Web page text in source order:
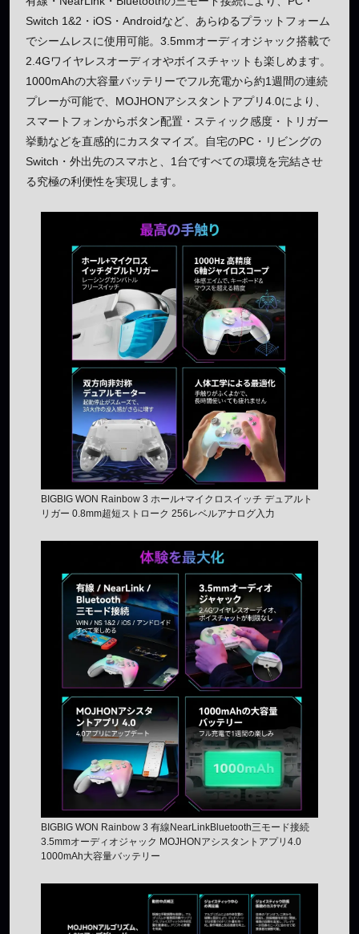
Switch 1&2・iOS・Androidなど、あらゆるプラットフォーム
でシームレスに使用可能。3.5mmオーディオジャック搭載で
2.4Gワイヤレスオーディオやボイスチャットも楽しめます。
1000mAhの大容量バッテリーでフル充電から約1週間の連続
プレーが可能で、MOJHONアシスタントアプリ4.0により、
スマートフォンからボタン配置・スティック感度・トリガー
挙動などを直感的にカスタマイズ。自宅のPC・リビングの
Switch・外出先のスマホと、1台ですべての環境を完結させ
る究極の利便性を実現します。
BIGBIG WON Rainbow 3 ホール+マイクロスイッチ デュアルト
リガー 0.8mm超短ストローク 256レベルアナログ入力
BIGBIG WON Rainbow 3 有線NearLinkBluetooth三モード接続
3.5mmオーディオジャック MOJHONアシスタントアプリ4.0
1000mAh大容量バッテリー